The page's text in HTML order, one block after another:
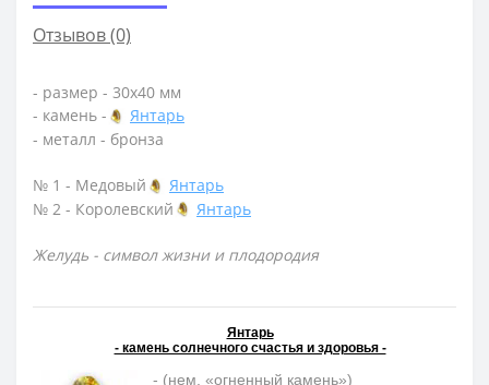
Отзывов (0)
- размер - 30х40 мм
- камень -
Янтарь
- металл - бронза
№ 1 - Медовый
Янтарь
№ 2 - Королевский
Янтарь
Желудь - символ жизни и плодородия
Янтарь
- камень солнечного счастья и здоровья -
- (нем. «огненный камень»)